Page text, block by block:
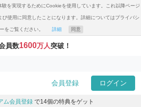
を実現するためにCookieを使用しています。これ以降ページ
使用に同意したことになります。詳細についてはプライバシ
をご覧ください。 詳細 同意
員数1600万人突破！
会員登録 ログイン
ム会員登録 で14個の特典をゲット